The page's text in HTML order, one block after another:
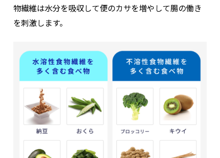
物繊維は水分を吸収して便のカサを増やして腸の働き
を刺激します。